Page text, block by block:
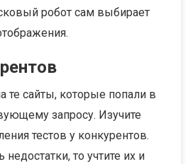
робот сам выбирает
те сайты, которые попали в
запросу. Изучите
тестов у конкурентов.
недостатки, то учтите их и